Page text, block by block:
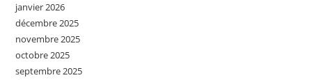
janvier 2026
décembre 2025
novembre 2025
octobre 2025
septembre 2025